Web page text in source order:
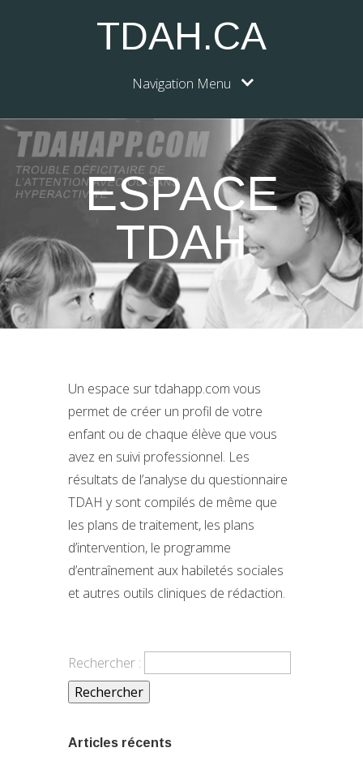
TDAH.CA
Navigation Menu
ESPACE
TDAH
Un espace sur tdahapp.com vous
permet de créer un profil de votre
enfant ou de chaque élève que vous
avez en suivi professionnel. Les
résultats de l’analyse du questionnaire
TDAH y sont compilés de même que
les plans de traitement, les plans
d’intervention, le programme
d’entraînement aux habiletés sociales
et autres outils cliniques de rédaction.
Rechercher :
Articles récents